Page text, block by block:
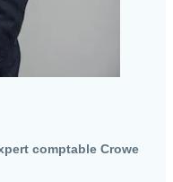
comptable Crowe